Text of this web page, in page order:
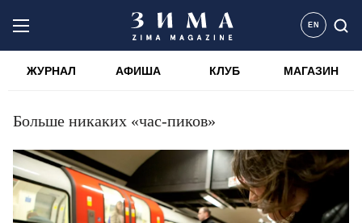
EN
ЖУРНАЛ АФИША КЛУБ МАГАЗИН
Больше никаких «час-пиков»